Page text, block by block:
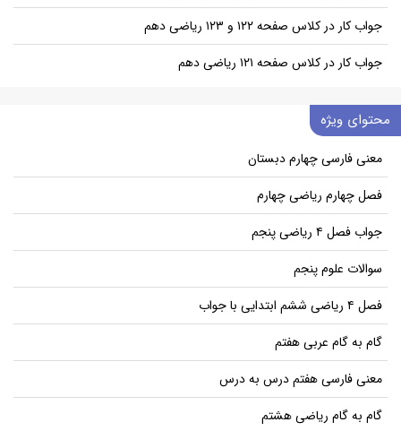
جواب کار در کلاس صفحه ۱۲۲ و ۱۲۳ ریاضی دهم
جواب کار در کلاس صفحه ۱۲۱ ریاضی دهم
محتوای ویژه
معنی فارسی چهارم دبستان
فصل چهارم ریاضی چهارم
جواب فصل ۴ ریاضی پنجم
سوالات علوم پنجم
فصل ۴ ریاضی ششم ابتدایی با جواب
گام به گام عربی هفتم
معنی فارسی هفتم درس به درس
گام به گام ریاضی هشتم